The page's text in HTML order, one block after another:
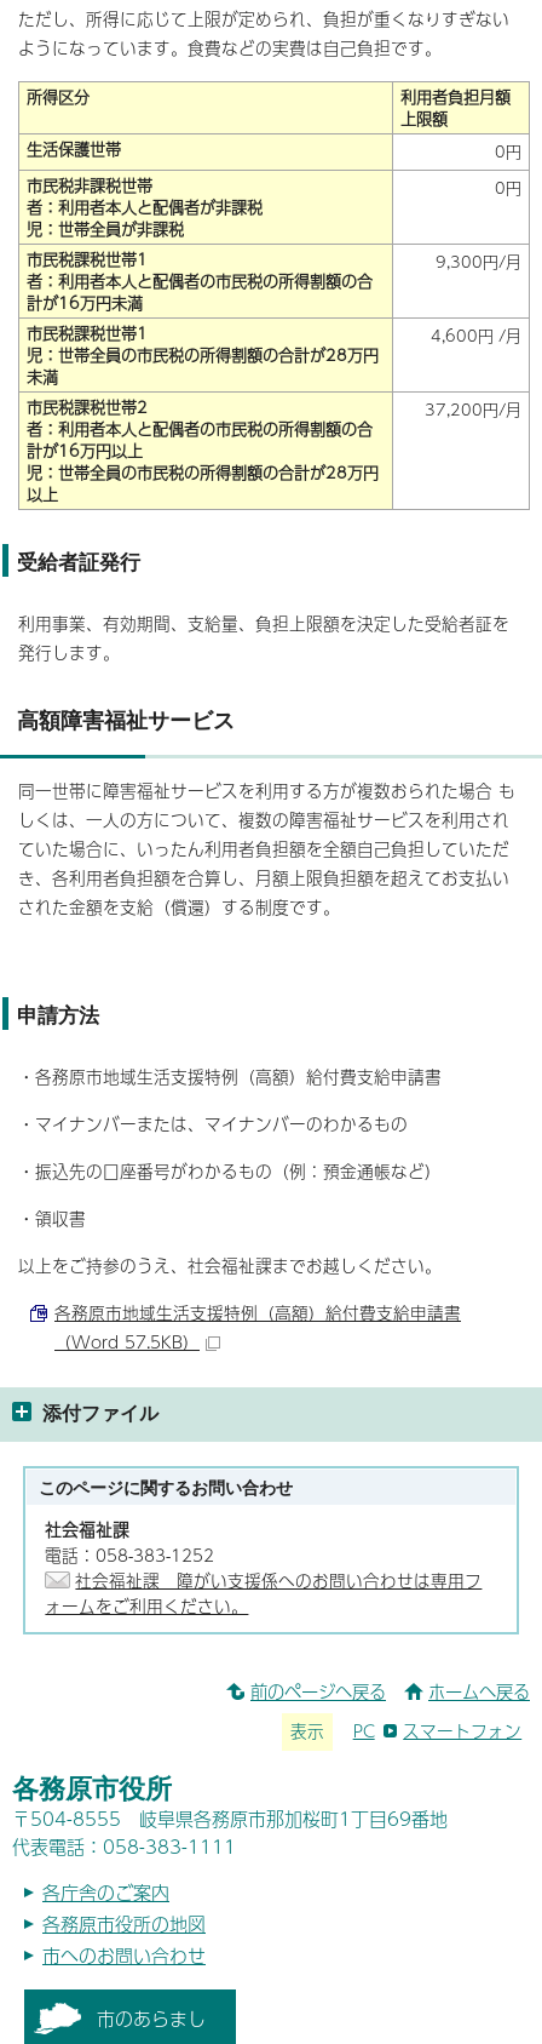
ただし、所得に応じて上限が定められ、負担が重くなりすぎない
ようになっています。食費などの実費は自己負担です。
所得区分
利用者負担月額
上限額
生活保護世帯
0円
市民税非課税世帯
者：利用者本人と配偶者が非課税
児：世帯全員が非課税
0円
市民税課税世帯1
者：利用者本人と配偶者の市民税の所得割額の合
計が16万円未満
9,300円/月
市民税課税世帯1
児：世帯全員の市民税の所得割額の合計が28万円
未満
4,600円 /月
市民税課税世帯2
者：利用者本人と配偶者の市民税の所得割額の合
計が16万円以上
児：世帯全員の市民税の所得割額の合計が28万円
以上
37,200円/月
受給者証発行
利用事業、有効期間、支給量、負担上限額を決定した受給者証を
発行します。
高額障害福祉サービス
同一世帯に障害福祉サービスを利用する方が複数おられた場合 も
しくは、一人の方について、複数の障害福祉サービスを利用され
ていた場合に、いったん利用者負担額を全額自己負担していただ
き、各利用者負担額を合算し、月額上限負担額を超えてお支払い
された金額を支給（償還）する制度です。
申請方法
・各務原市地域生活支援特例（高額）給付費支給申請書
・マイナンバーまたは、マイナンバーのわかるもの
・振込先の口座番号がわかるもの（例：預金通帳など）
・領収書
以上をご持参のうえ、社会福祉課までお越しください。
各務原市地域生活支援特例（高額）給付費支給申請書
（Word 57.5KB）
添付ファイル
このページに関するお問い合わせ
社会福祉課
電話：058-383-1252
社会福祉課 障がい支援係へのお問い合わせは専用フ
ォームをご利用ください。
前のページへ戻る ホームへ戻る
表示 PC スマートフォン
各務原市役所
〒504-8555 岐阜県各務原市那加桜町1丁目69番地
代表電話：058-383-1111
各庁舎のご案内
各務原市役所の地図
市へのお問い合わせ
市のあらまし